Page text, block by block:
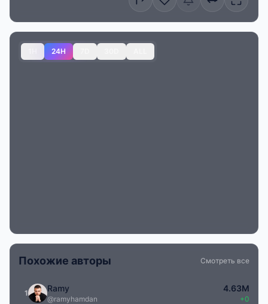
24H
Похожие авторы Смотреть все
1 Ramy
@ramyhamdan
4.63M
+0